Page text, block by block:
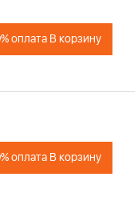
оплата В корзину
оплата В корзину